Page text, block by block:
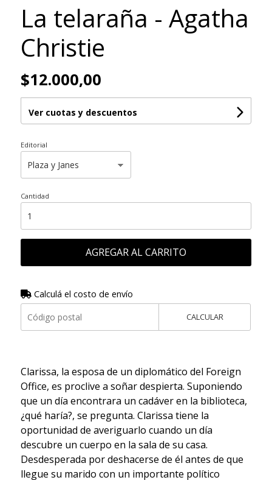
La telaraña - Agatha
Christie
$12.000,00
Ver cuotas y descuentos
Editorial
Cantidad
AGREGAR AL CARRITO
Calculá el costo de envío
CALCULAR
Clarissa, la esposa de un diplomático del Foreign
Office, es proclive a soñar despierta. Suponiendo
que un día encontrara un cadáver en la biblioteca,
¿qué haría?, se pregunta. Clarissa tiene la
oportunidad de averiguarlo cuando un día
descubre un cuerpo en la sala de su casa.
Desdesperada por deshacerse de él antes de que
llegue su marido con un importante político